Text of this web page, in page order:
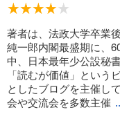
著者は、法政大学卒業
純一郎内閣最盛期に、
中、日本最年少公設秘
「読むが価値」という
としたブログを主催し
会や交流会を多数主催